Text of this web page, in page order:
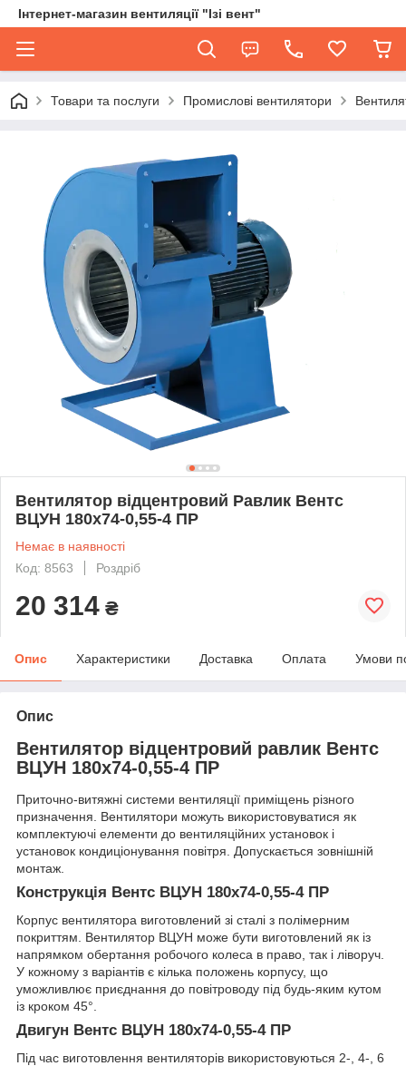
Інтернет-магазин вентиляції "Ізі вент"
Товари та послуги Промислові вентилятори
Вентилятор відцентровий Равлик Вентс
ВЦУН 180х74-0,55-4 ПР
Немає в наявності
Код: 8563
Роздріб
20 314 ₴
Опис Характеристики Доставка Оплата Умови
Опис
Вентилятор відцентровий равлик Вентс
ВЦУН 180х74-0,55-4 ПР
Приточно-витяжні системи вентиляції приміщень різного
призначення. Вентилятори можуть використовуватися як
комплектуючі елементи до вентиляційних установок і
установок кондиціонування повітря. Допускається зовнішній
монтаж.
Конструкція Вентс ВЦУН 180х74-0,55-4 ПР
Корпус вентилятора виготовлений зі сталі з полімерним
покриттям. Вентилятор ВЦУН може бути виготовлений як із
напрямком обертання робочого колеса в право, так і ліворуч.
У кожному з варіантів є кілька положень корпусу, що
уможливлює приєднання до повітроводу під будь-яким кутом
із кроком 45°.
Двигун Вентс ВЦУН 180х74-0,55-4 ПР
Під час виготовлення вентиляторів використовуються 2-, 4-, 6